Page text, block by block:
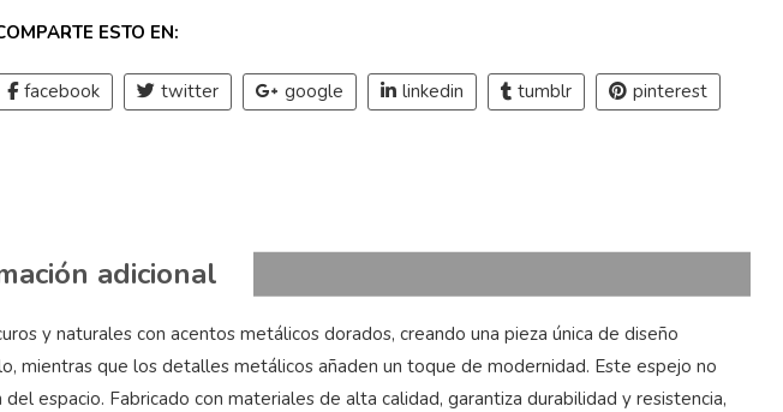
ESTO EN:
facebook twitter google linkedin tumblr pinterest
adicional
y naturales con acentos metálicos dorados, creando una pieza única de diseño
mientras que los detalles metálicos añaden un toque de modernidad. Este espejo no
espacio. Fabricado con materiales de alta calidad, garantiza durabilidad y resistencia,